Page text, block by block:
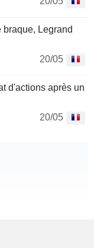
braque, Legrand
20/05
d'actions après un
20/05